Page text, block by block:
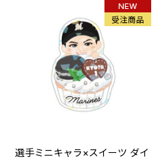
NEW
受注商品
選手ミニキャラ×スイーツ ダイ